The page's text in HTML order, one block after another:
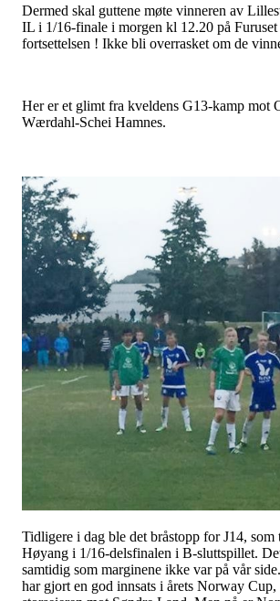
Dermed skal guttene møte vinneren av
IL i 1/16-finale i morgen kl 12.20 på Furuset
fortsettelsen ! Ikke bli overrasket om de
Her er et glimt fra kveldens G13-kamp mot
Wærdahl-Schei Hamnes.
Tidligere i dag ble det bråstopp for J14,
Høyang i 1/16-delsfinalen i B-sluttspillet.
samtidig som marginene ikke var på vår
har gjort en god innsats i årets Norway